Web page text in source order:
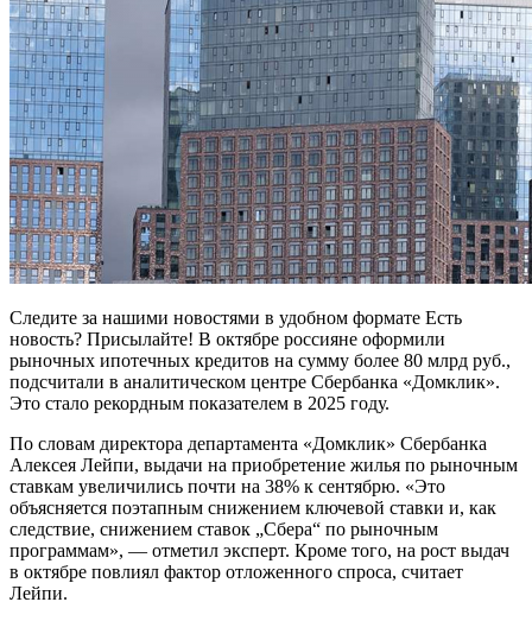
Следите за нашими новостями в удобном формате Есть
новость? Присылайте! В октябре россияне оформили
рыночных ипотечных кредитов на сумму более 80 млрд руб.,
подсчитали в аналитическом центре Сбербанка «Домклик».
Это стало рекордным показателем в 2025 году.
По словам директора департамента «Домклик» Сбербанка
Алексея Лейпи, выдачи на приобретение жилья по рыночным
ставкам увеличились почти на 38% к сентябрю. «Это
объясняется поэтапным снижением ключевой ставки и, как
следствие, снижением ставок „Сбера“ по рыночным
программам», — отметил эксперт. Кроме того, на рост выдач
в октябре повлиял фактор отложенного спроса, считает
Лейпи.